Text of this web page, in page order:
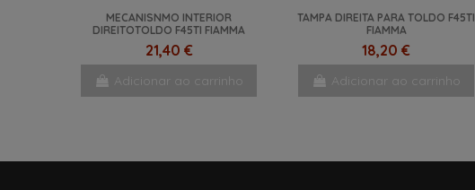
MECANISNMO INTERIOR
DIREITOTOLDO F45TI FIAMMA
21,40 €
Adicionar ao carrinho
TAMPA DIREITA PARA TOLDO F45TI
FIAMMA
18,20 €
Adicionar ao carrinho